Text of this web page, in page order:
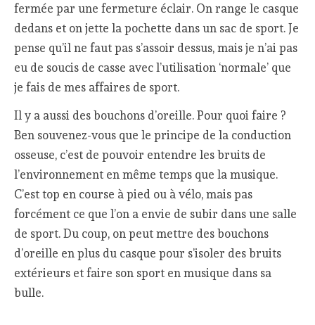
fermée par une fermeture éclair. On range le casque
dedans et on jette la pochette dans un sac de sport. Je
pense qu’il ne faut pas s’assoir dessus, mais je n’ai pas
eu de soucis de casse avec l’utilisation ‘normale’ que
je fais de mes affaires de sport.
Il y a aussi des bouchons d’oreille. Pour quoi faire ?
Ben souvenez-vous que le principe de la conduction
osseuse, c’est de pouvoir entendre les bruits de
l’environnement en même temps que la musique.
C’est top en course à pied ou à vélo, mais pas
forcément ce que l’on a envie de subir dans une salle
de sport. Du coup, on peut mettre des bouchons
d’oreille en plus du casque pour s’isoler des bruits
extérieurs et faire son sport en musique dans sa
bulle.